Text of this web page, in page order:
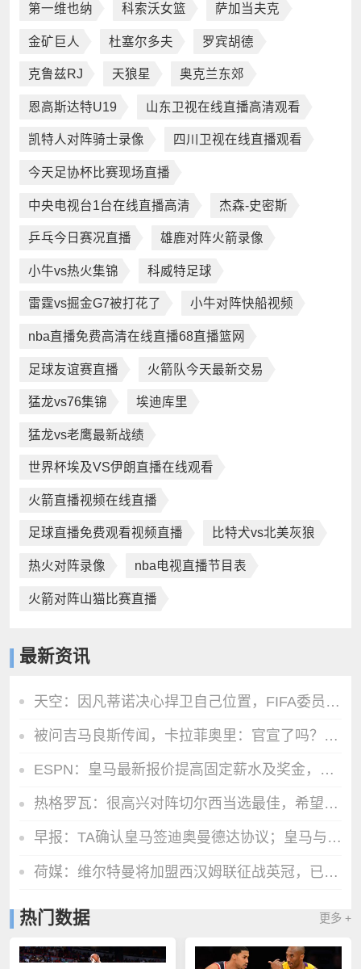
第一维也纳 科索沃女篮 萨加当夫克
金矿巨人 杜塞尔多夫 罗宾胡德
克鲁兹RJ 天狼星 奥克兰东郊
恩高斯达特U19 山东卫视在线直播高清观看
凯特人对阵骑士录像 四川卫视在线直播观看
今天足协杯比赛现场直播
中央电视台1台在线直播高清 杰森-史密斯
乒乓今日赛况直播 雄鹿对阵火箭录像
小牛vs热火集锦 科威特足球
雷霆vs掘金G7被打花了 小牛对阵快船视频
nba直播免费高清在线直播68直播篮网
足球友谊赛直播 火箭队今天最新交易
猛龙vs76集锦 埃迪库里
猛龙vs老鹰最新战绩
世界杯埃及VS伊朗直播在线观看
火箭直播视频在线直播
足球直播免费观看视频直播 比特犬vs北美灰狼
热火对阵录像 nba电视直播节目表
火箭对阵山猫比赛直播
最新资讯
天空：因凡蒂诺决心捍卫自己位置，FIFA委员会公开致信表达支持
被问吉马良斯传闻，卡拉菲奥里：官宣了吗？没有？那我现在不能谈
ESPN：皇马最新报价提高固定薪水及奖金，维尼修斯肖像权仍有分歧
热格罗瓦：很高兴对阵切尔西当选最佳，希望能让尤文球迷继续庆祝
早报：TA确认皇马签迪奥曼德达协议；皇马与维尼修斯谈判取得进展
荷媒：维尔特曼将加盟西汉姆联征战英冠，已经顺利完成了体检
热门数据 更多 +